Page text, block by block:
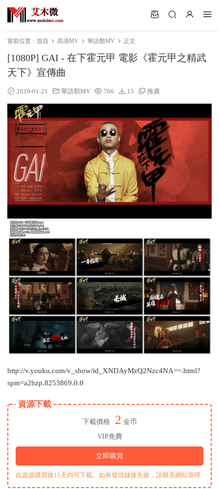
當前位置： 首頁 高清MV 華語類MV 正文
[1080P] GAI - 在下霍元甲 電影《霍元甲之精武
天下》宣傳曲
2019-01-21 華語類MV 766 15 推廣
http://v.youku.com/v_show/id_XNDAyMzQ2Nzc4NA==.html?
spm=a2hzp.8253869.0.0
資源下載
下載價格 2 金币
VIP免費
立即購買
此資源購買後15天内可下載。如有發現鏈接失效，請聯系網站管理